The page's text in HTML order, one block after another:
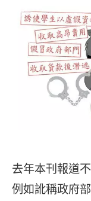
去年本刊報道
例如訛稱政府